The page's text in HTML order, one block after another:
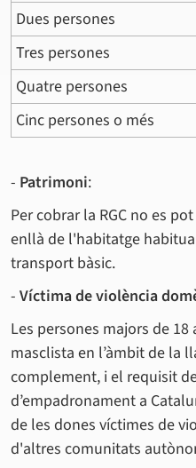
Dues persones
Tres persones
Quatre persones
Cinc persones o més
- Patrimoni:
Per cobrar la RGC no es
enllà de l'habitatge
transport bàsic.
- Víctima de violència
Les persones majors de
masclista en l’àmbit de la
complement, i el requisit
d’empadronament a
de les dones víctimes de
d'altres comunitats